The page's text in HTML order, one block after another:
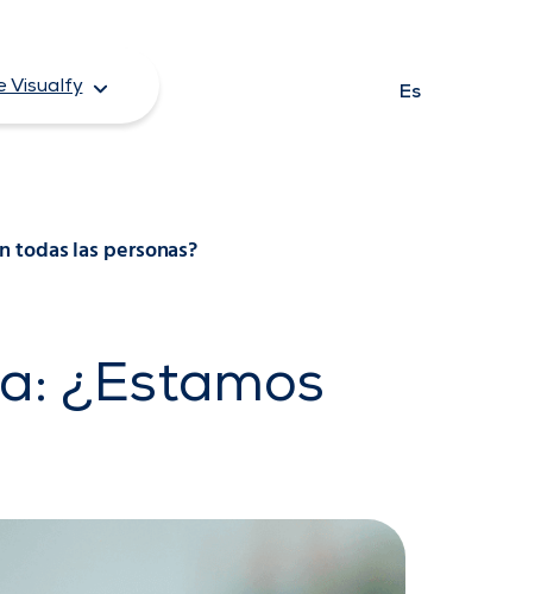
Visualfy Es
todas las personas?
¿Estamos